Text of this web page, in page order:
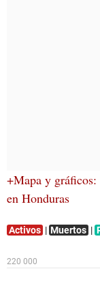
+Mapa y
en Honduras